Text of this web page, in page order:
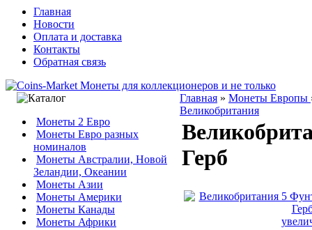
Главная
Новости
Оплата и доставка
Контакты
Обратная связь
Монеты 2 Евро
Монеты Евро разных
номиналов
Монеты Австралии, Новой
Зеландии, Океании
Монеты Азии
Монеты Америки
Монеты Канады
Монеты Африки
Главная » Монеты Европы
Великобритания
Герб